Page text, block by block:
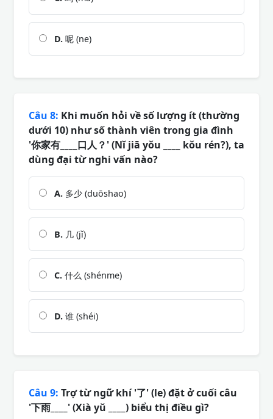
D. 呢 (ne)
Câu 8: Khi muốn hỏi về số lượng ít (thường
dưới 10) như số thành viên trong gia đình
'你家有____口人？' (Nǐ jiā yǒu ____ kǒu rén?), ta
dùng đại từ nghi vấn nào?
A. 多少 (duōshao)
B. 几 (jǐ)
C. 什么 (shénme)
D. 谁 (shéi)
Câu 9: Trợ từ ngữ khí '了' (le) đặt ở cuối câu
'下雨____' (Xià yǔ ____) biểu thị điều gì?